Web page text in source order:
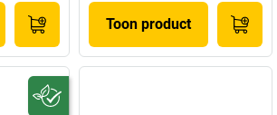
Toon product